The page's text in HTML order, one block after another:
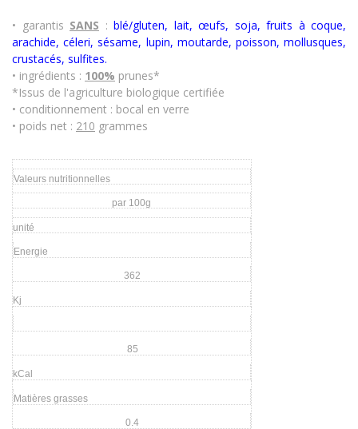
• garantis SANS : blé/gluten, lait, œufs, soja, fruits à coque,
arachide, céleri, sésame, lupin, moutarde, poisson, mollusques,
crustacés, sulfites.
• ingrédients : 100% prunes*
*Issus de l'agriculture biologique certifiée
• conditionnement : bocal en verre
• poids net : 210 grammes
Valeurs nutritionnelles
par 100g
unité
Energie
362
Kj
85
kCal
Matières grasses
0.4